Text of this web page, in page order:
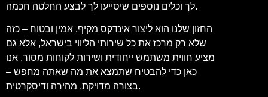
לך וכלים נוספים שיסייעו לך לבצע החלטה חכמה.
החזון שלנו הוא ליצור אינדקס מקיף, אמין ובטוח – כזה
שלא רק מרכז את כל שירותי הליווי בישראל, אלא גם
מציע חווית משתמש ייחודית ושירות לקוחות מסור. אנו
כאן כדי להבטיח שתמצא את מה שאתה מחפש –
בצורה מדויקת, מהירה ודיסקרטית.